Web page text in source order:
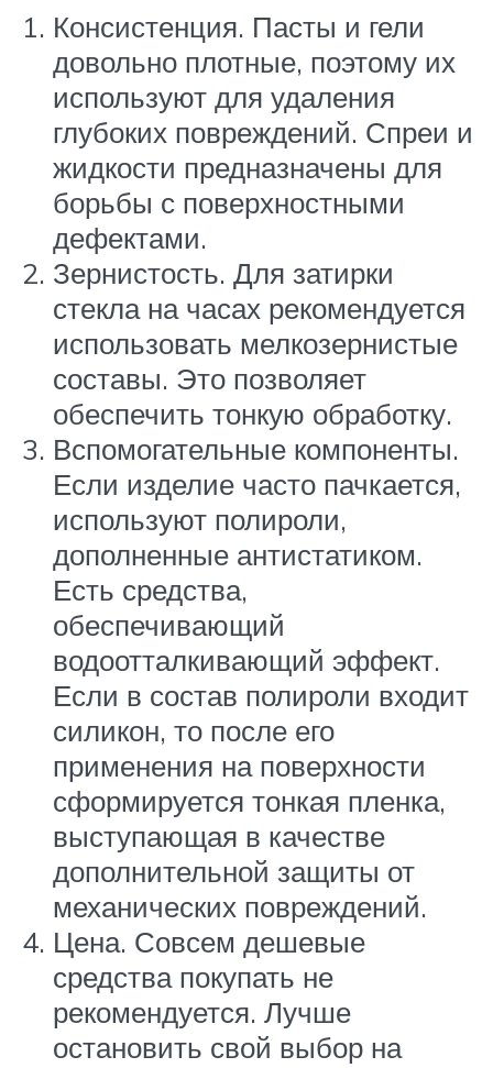
Консистенция. Пасты и гели
довольно плотные, поэтому их
используют для удаления
глубоких повреждений. Спреи и
жидкости предназначены для
борьбы с поверхностными
дефектами.
Зернистость. Для затирки
стекла на часах рекомендуется
использовать мелкозернистые
составы. Это позволяет
обеспечить тонкую обработку.
Вспомогательные компоненты.
Если изделие часто пачкается,
используют полироли,
дополненные антистатиком.
Есть средства,
обеспечивающий
водоотталкивающий эффект.
Если в состав полироли входит
силикон, то после его
применения на поверхности
сформируется тонкая пленка,
выступающая в качестве
дополнительной защиты от
механических повреждений.
Цена. Совсем дешевые
средства покупать не
рекомендуется. Лучше
остановить свой выбор на